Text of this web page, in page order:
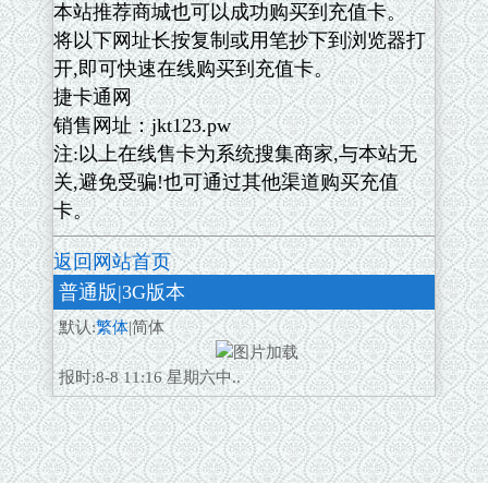
本站推荐商城也可以成功购买到充值卡。
将以下网址长按复制或用笔抄下到浏览器打
开,即可快速在线购买到充值卡。
捷卡通网
销售网址：jkt123.pw
注:以上在线售卡为系统搜集商家,与本站无
关,避免受骗!也可通过其他渠道购买充值
卡。
返回网站首页
普通版|3G版本
默认:繁体|简体
报时:8-8 11:16 星期六